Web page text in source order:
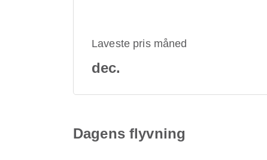
Laveste pris måned
dec.
Dagens flyvning